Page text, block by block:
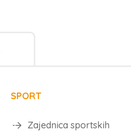
SPORT
Zajednica sportskih